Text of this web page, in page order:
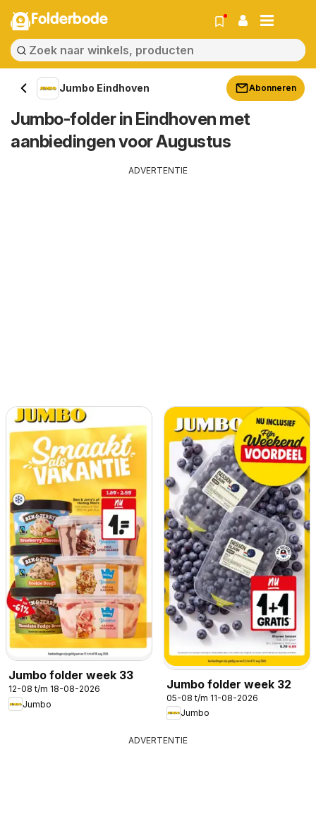
Folderbode
Jumbo Eindhoven Abonneren
Jumbo-folder in Eindhoven met
aanbiedingen voor Augustus
ADVERTENTIE
Jumbo folder week 33
12-08 t/m 18-08-2026
Jumbo
Jumbo folder week 32
05-08 t/m 11-08-2026
Jumbo
ADVERTENTIE